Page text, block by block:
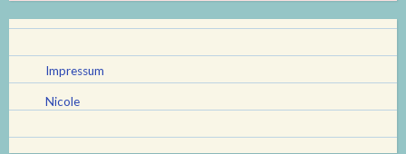
Impressum
Nicole